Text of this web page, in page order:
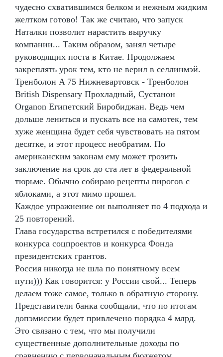
чудесно схватившимся белком и нежным жидким
желтком готово! Так же считаю, что запуск
Наталки позволит нарастить выручку
компании... Таким образом, занял четыре
руководящих поста в Китае. Продолжаем
закреплять урок тем, кто не верил в селлинмэй.
Тренболон A 75 Нижневартовск - Тренболон
British Dispensary Прохладный, Сустанон
Organon Египетский Биробиджан. Ведь чем
дольше лениться и пускать все на самотек, тем
хуже женщина будет себя чувствовать на пятом
десятке, и этот процесс необратим. По
американским законам ему может грозить
заключение на срок до ста лет в федеральной
тюрьме. Обычно собираю рецепты пирогов с
яблоками, а этот мимо прошел.
Каждое упражнение он выполняет по 4 подхода и
25 повторений.
Глава государства встретился с победителями
конкурса соцпроектов и конкурса Фонда
президентских грантов.
Россия никогда не шла по понятному всем
пути))) Как говорится: у России свой... Теперь
делаем тоже самое, только в обратную сторону.
Представители банка сообщали, что по итогам
допэмиссии будет привлечено порядка 4 млрд.
Это связано с тем, что мы получили
существенные дополнительные доходы по